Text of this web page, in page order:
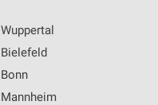
Wuppertal
Bielefeld
Bonn
Mannheim